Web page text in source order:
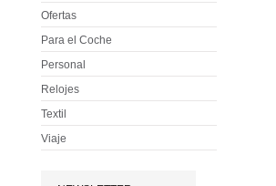
Ofertas
Para el Coche
Personal
Relojes
Textil
Viaje